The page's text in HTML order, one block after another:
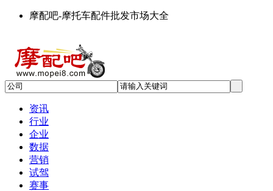
摩配吧-摩托车配件批发市场大全
资讯
行业
企业
数据
营销
试驾
赛事